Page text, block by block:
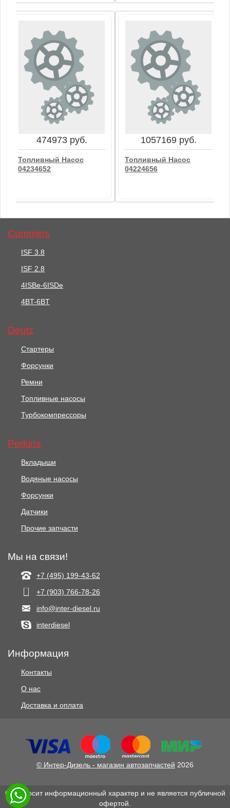
59821 руб.
Заменный Стартер
03050483
В корзину
14975 руб.
Трубка Обратки
02931504
В корзину
474973 руб.
Топливный Насос
04234652
474973 руб.
Топливный Насос
1057169 руб.
Топливный Насос
04224656
Cummins
ISF 3.8
ISF 2.8
4ISBe-6ISDe
4BT-6BT
Deutz
Стартеры
Форсунки
Ремни
Топливные насосы
Турбокомпрессоры
Perkins
Вкладыши
Водяные насосы
Форсунки
Датчики
Прочие запчасти
Мы на связи!
+7 (495) 199-43-62
+7 (903) 766‑78-26
info@inter-diesel.ru
interdiesel
Информация
Контакты
О нас
Доставка и оплата
© Интер-Дизель - магазин автозапчастей 2026
Сайт носит информационный характер и не является публичной
офертой.